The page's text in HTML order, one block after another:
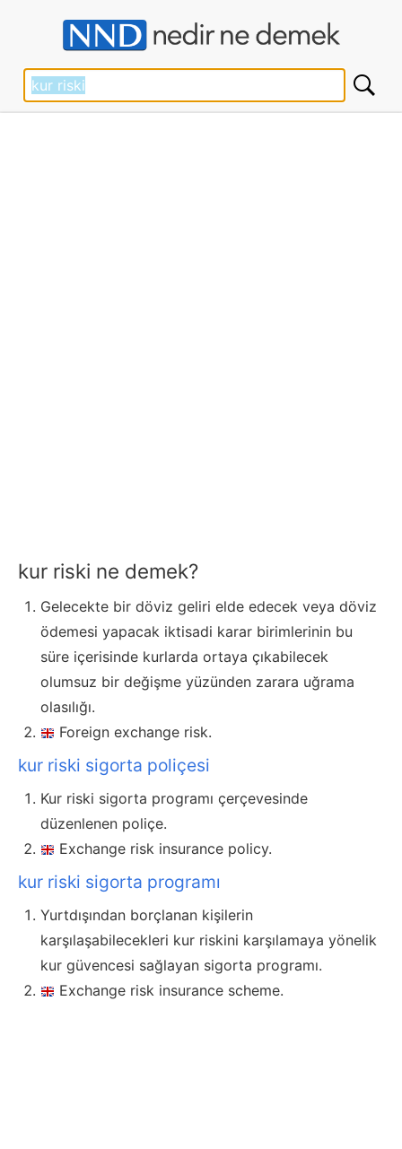
kur riski ne demek?
Gelecekte bir döviz geliri elde edecek veya döviz
ödemesi yapacak iktisadi karar birimlerinin bu
süre içerisinde kurlarda ortaya çıkabilecek
olumsuz bir değişme yüzünden zarara uğrama
olasılığı.
Foreign exchange risk.
kur riski sigorta poliçesi
Kur riski sigorta programı çerçevesinde
düzenlenen poliçe.
Exchange risk insurance policy.
kur riski sigorta programı
Yurtdışından borçlanan kişilerin
karşılaşabilecekleri kur riskini karşılamaya yönelik
kur güvencesi sağlayan sigorta programı.
Exchange risk insurance scheme.